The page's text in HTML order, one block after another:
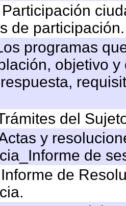
de participación.
programas
objetivo
del
y
de
de